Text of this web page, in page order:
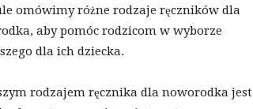
omówimy różne rodzaje ręczników dla
aby pomóc rodzicom w wyborze
dla ich dziecka.
rodzajem ręcznika dla noworodka jest